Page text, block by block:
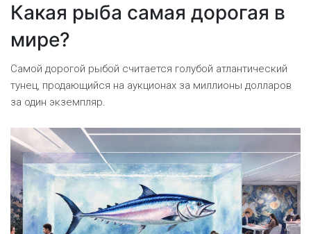
Какая рыба самая дорогая в
мире?
Самой дорогой рыбой считается голубой атлантический
тунец, продающийся на аукционах за миллионы долларов
за один экземпляр.